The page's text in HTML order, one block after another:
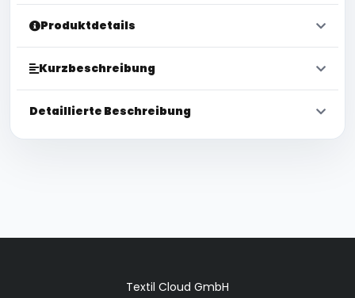
Produktdetails
Kurzbeschreibung
Detaillierte Beschreibung
Textil Cloud GmbH